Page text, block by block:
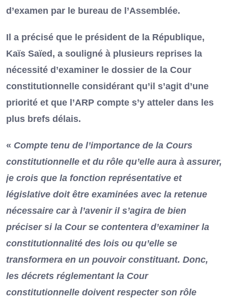
d’examen par le bureau de l’Assemblée.
Il a précisé que le président de la République,
Kaïs Saïed, a souligné à plusieurs reprises la
nécessité d’examiner le dossier de la Cour
constitutionnelle considérant qu’il s’agit d’une
priorité et que l’ARP compte s’y atteler dans les
plus brefs délais.
« Compte tenu de l’importance de la Cours
constitutionnelle et du rôle qu’elle aura à assurer,
je crois que la fonction représentative et
législative doit être examinées avec la retenue
nécessaire car à l’avenir il s’agira de bien
préciser si la Cour se contentera d’examiner la
constitutionnalité des lois ou qu’elle se
transformera en un pouvoir constituant. Donc,
les décrets réglementant la Cour
constitutionnelle doivent respecter son rôle